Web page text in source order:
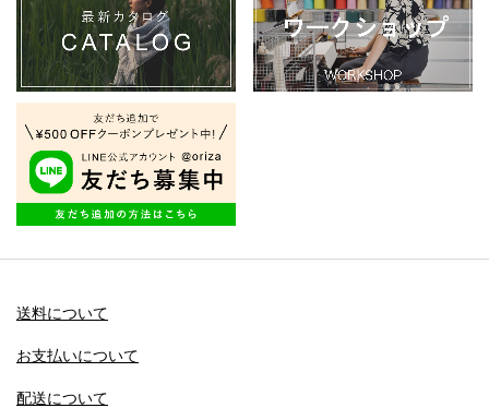
送料について
お支払いについて
配送について